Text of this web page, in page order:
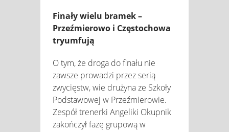
Finały wielu bramek –
Przeźmierowo i Częstochowa
tryumfują
O tym, że droga do finału nie
zawsze prowadzi przez serią
zwycięstw, wie drużyna ze Szkoły
Podstawowej w Przeźmierowie.
Zespół trenerki Angeliki Okupnik
zakończył fazę grupową w